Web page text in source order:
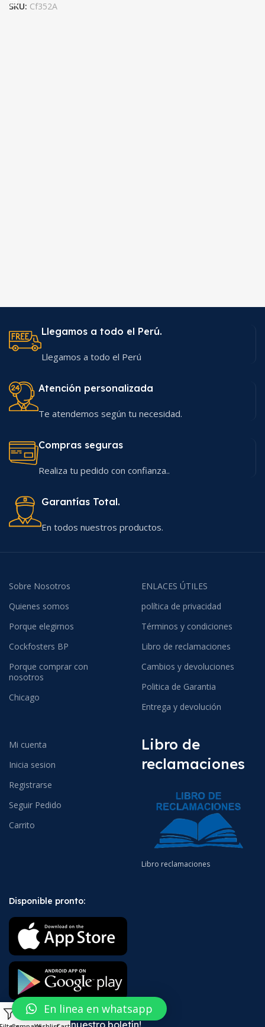
SKU: Cf352A
Llegamos a todo el Perú.
Llegamos a todo el Perú
Atención personalizada
Te atendemos según tu necesidad.
Compras seguras
Realiza tu pedido con confianza..
Garantías Total.
En todos nuestros productos.
Sobre Nosotros
Quienes somos
Porque elegirnos
Cockfosters BP
Porque comprar con
nosotros
Chicago
ENLACES ÚTILES
política de privacidad
Términos y condiciones
Libro de reclamaciones
Cambios y devoluciones
Politica de Garantia
Entrega y devolución
Mi cuenta
Inicia sesion
Registrarse
Seguir Pedido
Carrito
Libro de
reclamaciones
Libro reclamaciones
Disponible pronto:
0
En linea en whatsapp